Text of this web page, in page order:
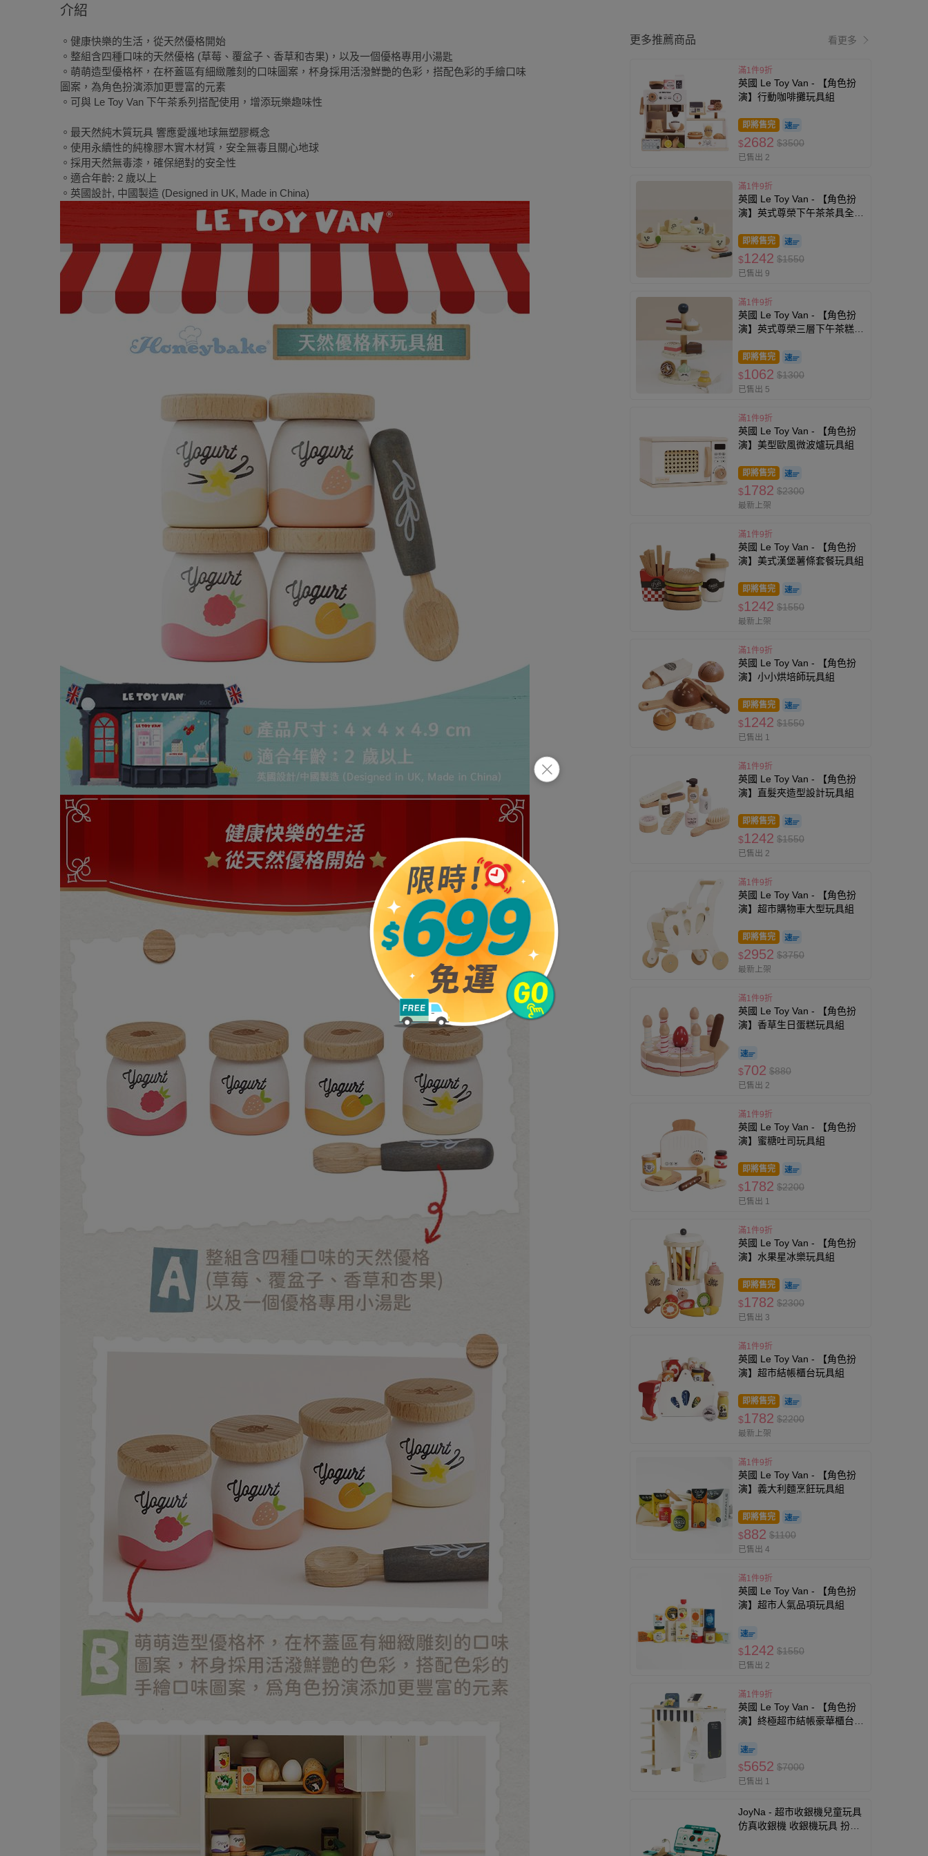
介紹
。健康快樂的生活，從天然優格開始
。整組含四種口味的天然優格 (草莓、覆盆子、香草和杏果)，以及一個優格專用小湯匙
。萌萌造型優格杯，在杯蓋區有細緻雕刻的口味圖案，杯身採用活潑鮮艷的色彩，搭配色彩的手繪口味
圖案，為角色扮演添加更豐富的元素
。可與 Le Toy Van 下午茶系列搭配使用，增添玩樂趣味性
。最天然純木質玩具 響應愛護地球無塑膠概念
。使用永續性的純橡膠木實木材質，安全無毒且關心地球
。採用天然無毒漆，確保絕對的安全性
。適合年齡: 2 歲以上
。英國設計, 中國製造 (Designed in UK, Made in China)
更多推薦商品 看更多
滿1件9折
英國 Le Toy Van - 【角色扮
演】行動咖啡攤玩具組
即將售完
$2682 $3500
已售出 2
滿1件9折
英國 Le Toy Van - 【角色扮
演】英式尊榮下午茶茶具全配
即將售完
$1242 $1550
已售出 9
滿1件9折
英國 Le Toy Van - 【角色扮
演】英式尊榮三層下午茶糕點
即將售完
$1062 $1300
已售出 5
滿1件9折
英國 Le Toy Van - 【角色扮
演】美型歐風微波爐玩具組
即將售完
$1782 $2300
最新上架
滿1件9折
英國 Le Toy Van - 【角色扮
演】美式漢堡薯條套餐玩具組
即將售完
$1242 $1550
最新上架
滿1件9折
英國 Le Toy Van - 【角色扮
演】小小烘培師玩具組
即將售完
$1242 $1550
已售出 1
滿1件9折
英國 Le Toy Van - 【角色扮
演】直髮夾造型設計玩具組
即將售完
$1242 $1550
已售出 2
滿1件9折
英國 Le Toy Van - 【角色扮
演】超市購物車大型玩具組
即將售完
$2952 $3750
最新上架
滿1件9折
英國 Le Toy Van - 【角色扮
演】香草生日蛋糕玩具組
$702 $880
已售出 2
滿1件9折
英國 Le Toy Van - 【角色扮
演】蜜糖吐司玩具組
即將售完
$1782 $2200
已售出 1
滿1件9折
英國 Le Toy Van - 【角色扮
演】水果星冰樂玩具組
即將售完
$1782 $2300
已售出 3
滿1件9折
英國 Le Toy Van - 【角色扮
演】超市結帳櫃台玩具組
即將售完
$1782 $2200
最新上架
滿1件9折
英國 Le Toy Van - 【角色扮
演】義大利麵烹飪玩具組
即將售完
$882 $1100
已售出 4
滿1件9折
英國 Le Toy Van - 【角色扮
演】超市人氣品項玩具組
$1242 $1550
已售出 2
滿1件9折
英國 Le Toy Van - 【角色扮
演】終極超市結帳豪華櫃台大
$5652 $7000
已售出 1
JoyNa - 超市收銀機兒童玩具
仿真收銀機 收銀機玩具 扮家